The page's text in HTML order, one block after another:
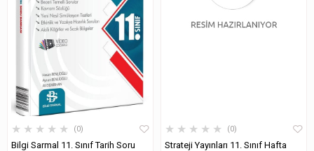
★ ★ ★ ★ ★ 0
Bilgi Sarmal 11. Sınıf Tarih Soru
★ ★ ★ ★ ★ 0
Strateji Yayınları 11. Sınıf Hafta